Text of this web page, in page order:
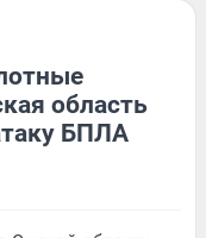
область
БПЛА